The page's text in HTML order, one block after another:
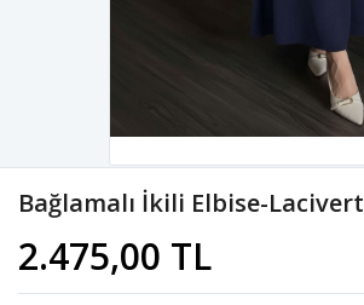
Bağlamalı İkili Elbise-Lacivert
2.475,00 TL